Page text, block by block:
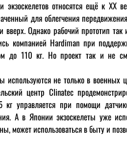
относятся ещё к XX
для облегчения
вверх. Однако рабочий прототип
компанией Hardiman при
до 110 кг. Но проект так и не
используются не только в
центр Clinatec
кг управляется при помощи
А в Японии экзоскелеты уже
может использоваться в быту и